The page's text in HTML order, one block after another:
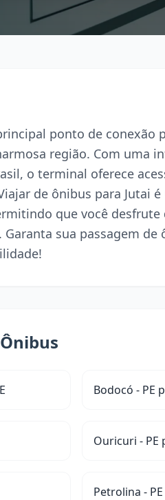
ponto de conexão
região. Com uma
o terminal oferece
de ônibus para Jutai
que você
sua passagem de
Bodocó - PE
Ouricuri - PE
Petrolina -